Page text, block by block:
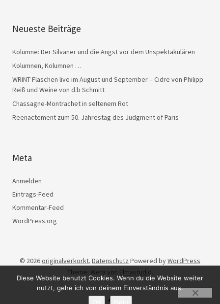
Neueste Beiträge
Kolumne: Der Silvaner und die Angst vor dem Unspektakulären
Kolumnen, Kolumnen …
WRINT Flaschen live im August und September – Cidre von Philipp
Reiß und Weine von d.b Schmitt
Chassagne-Montrachet in seltenem Rot
Reenactement zum 50. Jahrestag des Judgment of Paris
Meta
Anmelden
Eintrags-Feed
Kommentar-Feed
WordPress.org
© 2026originalverkorkt. Datenschutz Powered byWordPress
Theme: Weta von Elmastudio.
Diese Website benutzt Cookies. Wenn du die Website weiter
nutzt, gehe ich von deinem Einverständnis aus.